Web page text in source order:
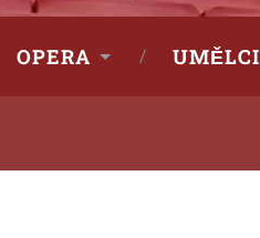
OPERA UMĚLCI